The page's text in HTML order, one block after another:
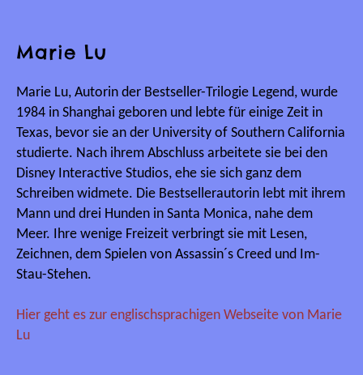
Marie Lu
Marie Lu, Autorin der Bestseller-Trilogie Legend, wurde
1984 in Shanghai geboren und lebte für einige Zeit in
Texas, bevor sie an der University of Southern California
studierte. Nach ihrem Abschluss arbeitete sie bei den
Disney Interactive Studios, ehe sie sich ganz dem
Schreiben widmete. Die Bestsellerautorin lebt mit ihrem
Mann und drei Hunden in Santa Monica, nahe dem
Meer. Ihre wenige Freizeit verbringt sie mit Lesen,
Zeichnen, dem Spielen von Assassin´s Creed und Im-
Stau-Stehen.
Hier geht es zur englischsprachigen Webseite von Marie
Lu